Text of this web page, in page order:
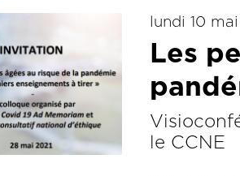
lundi 10
Les
le CCNE